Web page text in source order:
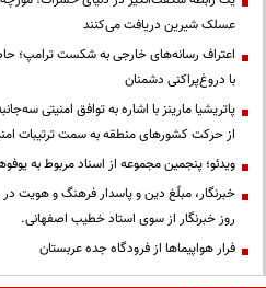
عسلک شیرین دریافت می‌کنند
اعتراف رسانه‌های خارجی به شکست ترامپ؛
با دروغ‌پراکنی دشمنان
پاتریشیا مارینز با اشاره به توافق امنیتی
از حرکت کشورهای منطقه به سمت ترتیبات
ویدئو؛ پنجمین مجموعه از اسناد مربوط به
خبرنگار، مبلّغ دین و پاسدار فرهنگ و هویت
روز خبرنگار از سوی استاد خطیب اصفهانی.
فرار هواپیماها از فرودگاه جده عربستان